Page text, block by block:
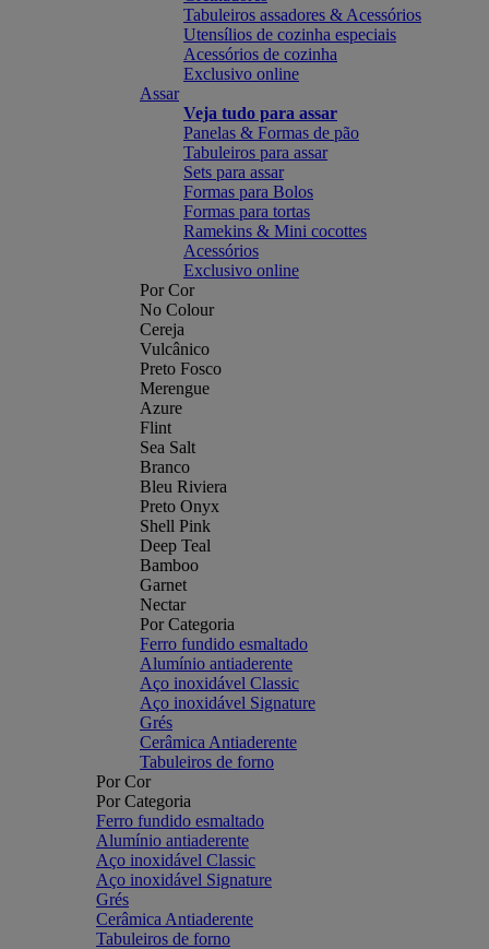
Tabuleiros assadores & Acessórios
Utensílios de cozinha especiais
Acessórios de cozinha
Exclusivo online
Assar
Veja tudo para assar
Panelas & Formas de pão
Tabuleiros para assar
Sets para assar
Formas para Bolos
Formas para tortas
Ramekins & Mini cocottes
Acessórios
Exclusivo online
Por Cor
No Colour
Cereja
Vulcânico
Preto Fosco
Merengue
Azure
Flint
Sea Salt
Branco
Bleu Riviera
Preto Onyx
Shell Pink
Deep Teal
Bamboo
Garnet
Nectar
Por Categoria
Ferro fundido esmaltado
Alumínio antiaderente
Aço inoxidável Classic
Aço inoxidável Signature
Grés
Cerâmica Antiaderente
Tabuleiros de forno
Por Cor
Por Categoria
Ferro fundido esmaltado
Alumínio antiaderente
Aço inoxidável Classic
Aço inoxidável Signature
Grés
Cerâmica Antiaderente
Tabuleiros de forno